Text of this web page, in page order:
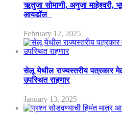
ऋतुजा सोमाणी, अनुजा माहेश्वरी,
आयडॉल
February 12, 2025
सेलू येथील राज्यस्तरीय पत्रकार
उपस्थित राहणार
January 13, 2025